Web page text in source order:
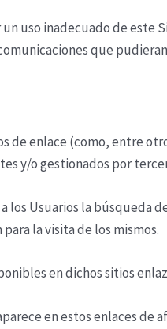
uso inadecuado de este
que
de enlace (como, entre
y/o gestionados por
Usuarios la búsqueda
la visita de los mismos.
en dichos sitios
en estos enlaces de